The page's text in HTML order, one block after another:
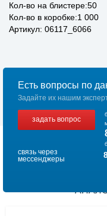
Кол-во на блистере:50
Кол-во в коробке:1 000
Артикул: 06117_6066
Есть вопросы по
Задайте их нашим
задать вопрос
связь через
мессенджеры